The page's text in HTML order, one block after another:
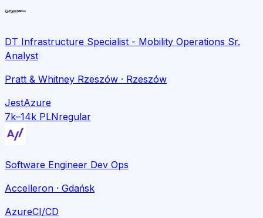
DT Infrastructure Specialist - Mobility Operations Sr.
Analyst
Pratt & Whitney Rzeszów · Rzeszów
JestAzure
7k–14k PLNregular
Software Engineer Dev Ops
Accelleron · Gdańsk
AzureCI/CD